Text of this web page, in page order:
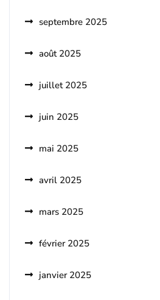
septembre 2025
août 2025
juillet 2025
juin 2025
mai 2025
avril 2025
mars 2025
février 2025
janvier 2025